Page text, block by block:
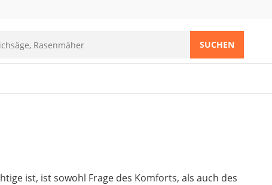
SUCHEN
ist, ist sowohl Frage des Komforts, als auch des